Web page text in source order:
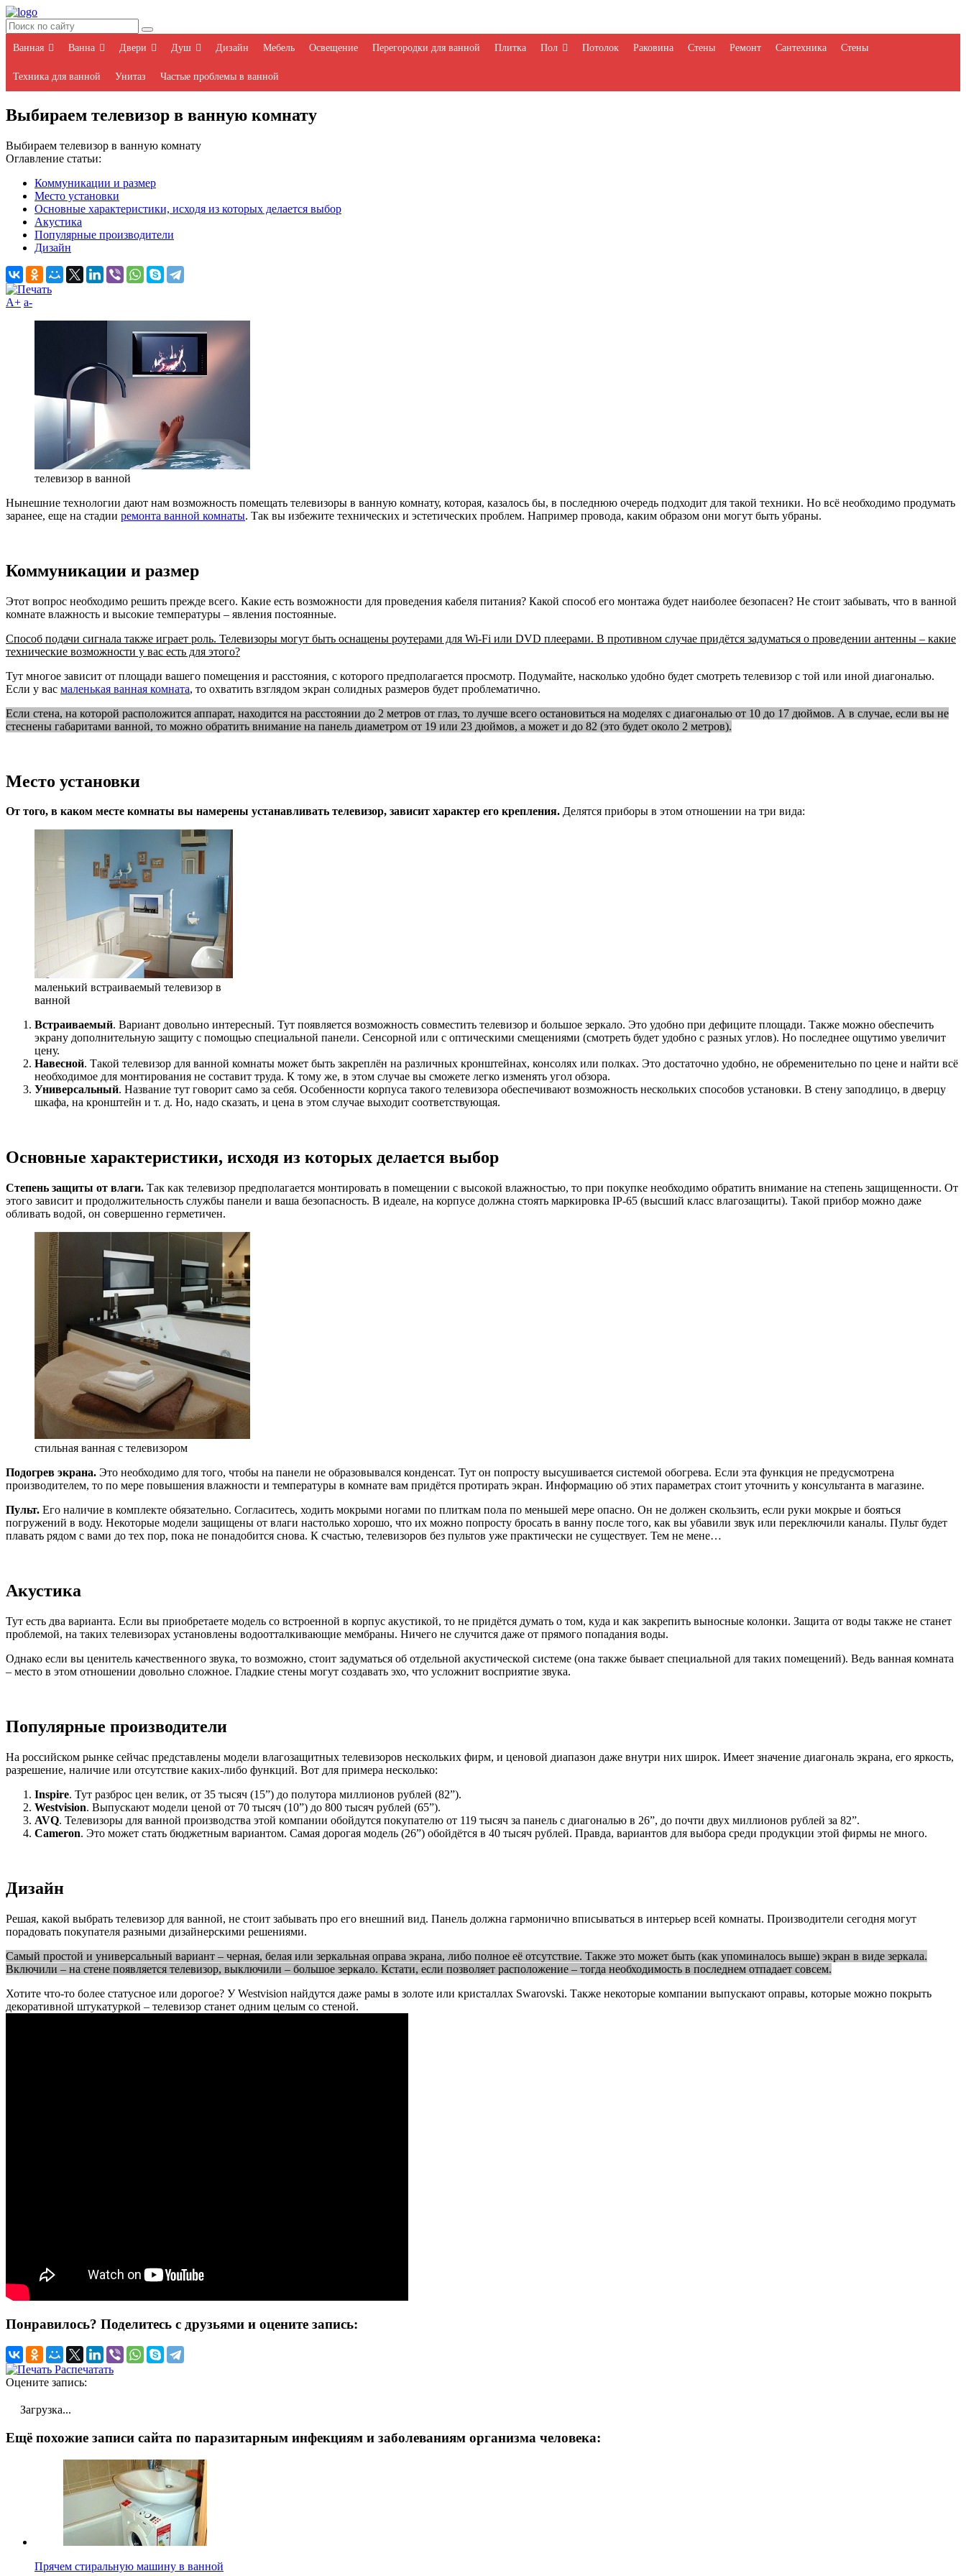
Ванная Ванна Двери Душ Дизайн Мебель Освещение Перегородки для ванной Плитка Пол Потолок Раковина Стены Ремонт Сантехника Стены
Техника для ванной Унитаз Частые проблемы в ванной
Выбираем телевизор в ванную комнату
Выбираем телевизор в ванную комнату
Оглавление статьи:
Коммуникации и размер
Место установки
Основные характеристики, исходя из которых делается выбор
Акустика
Популярные производители
Дизайн
A+ а-
телевизор в ванной
Нынешние технологии дают нам возможность помещать телевизоры в ванную комнату, которая, казалось бы, в последнюю очередь подходит для такой техники. Но всё необходимо продумать
заранее, еще на стадии ремонта ванной комнаты. Так вы избежите технических и эстетических проблем. Например провода, каким образом они могут быть убраны.
Коммуникации и размер
Этот вопрос необходимо решить прежде всего. Какие есть возможности для проведения кабеля питания? Какой способ его монтажа будет наиболее безопасен? Не стоит забывать, что в ванной
комнате влажность и высокие температуры – явления постоянные.
Способ подачи сигнала также играет роль. Телевизоры могут быть оснащены роутерами для Wi-Fi или DVD плеерами. В противном случае придётся задуматься о проведении антенны – какие
технические возможности у вас есть для этого?
Тут многое зависит от площади вашего помещения и расстояния, с которого предполагается просмотр. Подумайте, насколько удобно будет смотреть телевизор с той или иной диагональю.
Если у вас маленькая ванная комната, то охватить взглядом экран солидных размеров будет проблематично.
Если стена, на которой расположится аппарат, находится на расстоянии до 2 метров от глаз, то лучше всего остановиться на моделях с диагональю от 10 до 17 дюймов. А в случае, если вы не
стеснены габаритами ванной, то можно обратить внимание на панель диаметром от 19 или 23 дюймов, а может и до 82 (это будет около 2 метров).
Место установки
От того, в каком месте комнаты вы намерены устанавливать телевизор, зависит характер его крепления. Делятся приборы в этом отношении на три вида:
маленький встраиваемый телевизор в
ванной
Встраиваемый. Вариант довольно интересный. Тут появляется возможность совместить телевизор и большое зеркало. Это удобно при дефиците площади. Также можно обеспечить
экрану дополнительную защиту с помощью специальной панели. Сенсорной или с оптическими смещениями (смотреть будет удобно с разных углов). Но последнее ощутимо увеличит
цену.
Навесной. Такой телевизор для ванной комнаты может быть закреплён на различных кронштейнах, консолях или полках. Это достаточно удобно, не обременительно по цене и найти всё
необходимое для монтирования не составит труда. К тому же, в этом случае вы сможете легко изменять угол обзора.
Универсальный. Название тут говорит само за себя. Особенности корпуса такого телевизора обеспечивают возможность нескольких способов установки. В стену заподлицо, в дверцу
шкафа, на кронштейн и т. д. Но, надо сказать, и цена в этом случае выходит соответствующая.
Основные характеристики, исходя из которых делается выбор
Степень защиты от влаги. Так как телевизор предполагается монтировать в помещении с высокой влажностью, то при покупке необходимо обратить внимание на степень защищенности. От
этого зависит и продолжительность службы панели и ваша безопасность. В идеале, на корпусе должна стоять маркировка IP-65 (высший класс влагозащиты). Такой прибор можно даже
обливать водой, он совершенно герметичен.
стильная ванная с телевизором
Подогрев экрана. Это необходимо для того, чтобы на панели не образовывался конденсат. Тут он попросту высушивается системой обогрева. Если эта функция не предусмотрена
производителем, то по мере повышения влажности и температуры в комнате вам придётся протирать экран. Информацию об этих параметрах стоит уточнить у консультанта в магазине.
Пульт. Его наличие в комплекте обязательно. Согласитесь, ходить мокрыми ногами по плиткам пола по меньшей мере опасно. Он не должен скользить, если руки мокрые и бояться
погружений в воду. Некоторые модели защищены от влаги настолько хорошо, что их можно попросту бросать в ванну после того, как вы убавили звук или переключили каналы. Пульт будет
плавать рядом с вами до тех пор, пока не понадобится снова. К счастью, телевизоров без пультов уже практически не существует. Тем не мене…
Акустика
Тут есть два варианта. Если вы приобретаете модель со встроенной в корпус акустикой, то не придётся думать о том, куда и как закрепить выносные колонки. Защита от воды также не станет
проблемой, на таких телевизорах установлены водоотталкивающие мембраны. Ничего не случится даже от прямого попадания воды.
Однако если вы ценитель качественного звука, то возможно, стоит задуматься об отдельной акустической системе (она также бывает специальной для таких помещений). Ведь ванная комната
– место в этом отношении довольно сложное. Гладкие стены могут создавать эхо, что усложнит восприятие звука.
Популярные производители
На российском рынке сейчас представлены модели влагозащитных телевизоров нескольких фирм, и ценовой диапазон даже внутри них широк. Имеет значение диагональ экрана, его яркость,
разрешение, наличие или отсутствие каких-либо функций. Вот для примера несколько:
Inspire. Тут разброс цен велик, от 35 тысяч (15”) до полутора миллионов рублей (82”).
Westvision. Выпускают модели ценой от 70 тысяч (10”) до 800 тысяч рублей (65”).
AVQ. Телевизоры для ванной производства этой компании обойдутся покупателю от 119 тысяч за панель с диагональю в 26”, до почти двух миллионов рублей за 82”.
Cameron. Это может стать бюджетным вариантом. Самая дорогая модель (26”) обойдётся в 40 тысяч рублей. Правда, вариантов для выбора среди продукции этой фирмы не много.
Дизайн
Решая, какой выбрать телевизор для ванной, не стоит забывать про его внешний вид. Панель должна гармонично вписываться в интерьер всей комнаты. Производители сегодня могут
порадовать покупателя разными дизайнерскими решениями.
Самый простой и универсальный вариант – черная, белая или зеркальная оправа экрана, либо полное её отсутствие. Также это может быть (как упоминалось выше) экран в виде зеркала.
Включили – на стене появляется телевизор, выключили – большое зеркало. Кстати, если позволяет расположение – тогда необходимость в последнем отпадает совсем.
Хотите что-то более статусное или дорогое? У Westvision найдутся даже рамы в золоте или кристаллах Swarovski. Также некоторые компании выпускают оправы, которые можно покрыть
декоративной штукатуркой – телевизор станет одним целым со стеной.
Понравилось? Поделитесь с друзьями и оцените запись:
Распечатать
Оцените запись:
Загрузка...
Ещё похожие записи сайта по паразитарным инфекциям и заболеваниям организма человека:
Прячем стиральную машину в ванной